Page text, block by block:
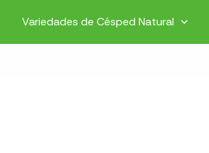
Variedades de Césped Natural